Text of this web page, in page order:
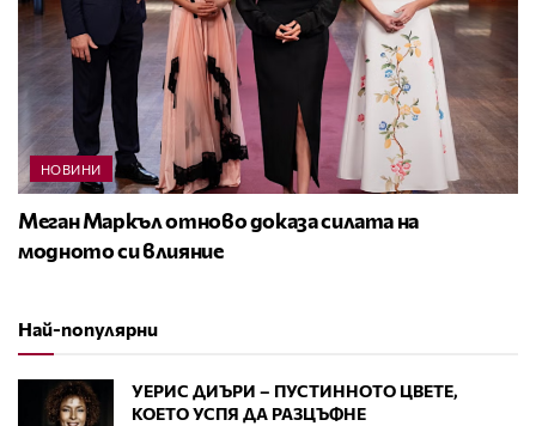
НОВИНИ
Меган Маркъл отново доказа силата на
модното си влияние
Най-популярни
УЕРИС ДИЪРИ – ПУСТИННОТО ЦВЕТЕ,
КОЕТО УСПЯ ДА РАЗЦЪФНЕ